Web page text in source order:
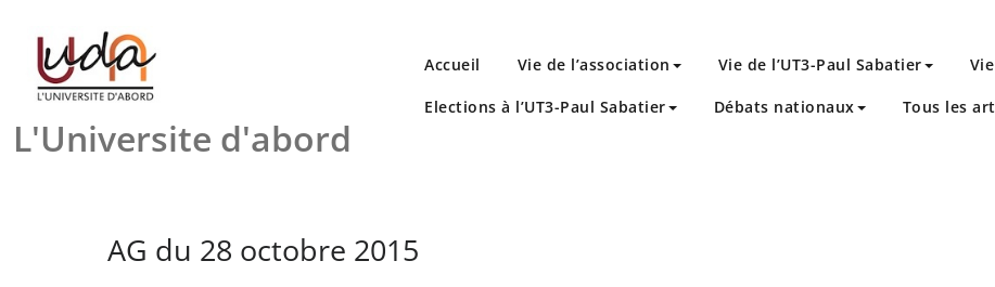
content
L'Universite d'abord
Accueil Vie de l’association Vie de l’UT3-Paul Sabatier
Elections à l’UT3-Paul Sabatier Débats nationaux Tous les
AG du 28 octobre 2015